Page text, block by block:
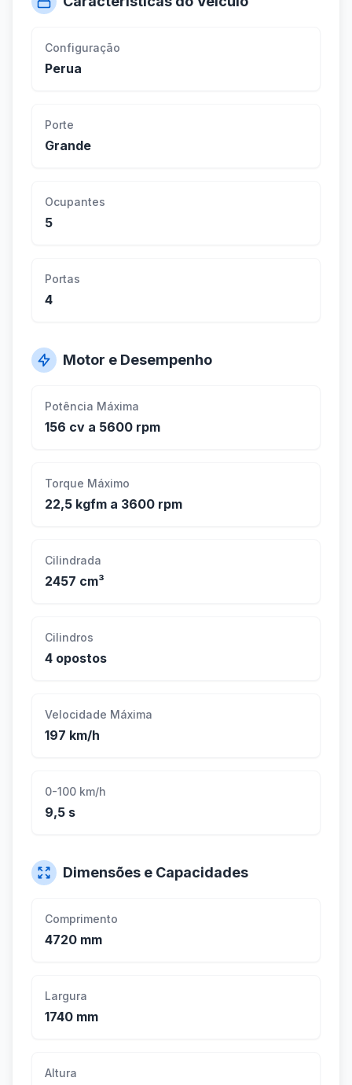
Configuração
Perua
Porte
Grande
Ocupantes
5
Portas
4
Motor e Desempenho
Potência Máxima
156 cv a 5600 rpm
Torque Máximo
22,5 kgfm a 3600 rpm
Cilindrada
2457 cm³
Cilindros
4 opostos
Velocidade Máxima
197 km/h
0-100 km/h
9,5 s
Dimensões e Capacidades
Comprimento
4720 mm
Largura
1740 mm
Altura